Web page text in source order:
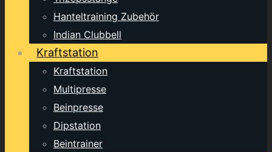
Hanteltraining Zubehör
Indian Clubbell
Kraftstation
Kraftstation
Multipresse
Beinpresse
Dipstation
Beintrainer